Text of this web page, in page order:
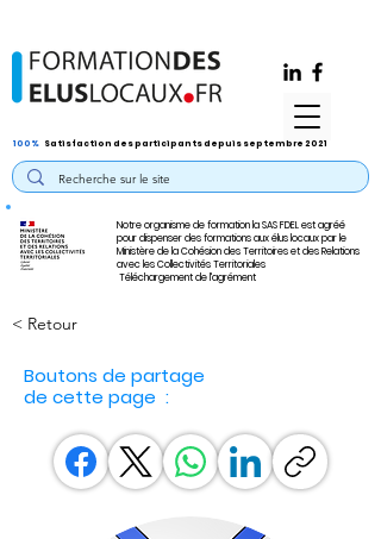
Notre organisme de formation la SAS FDEL est agréé
pour dispenser des formations aux élus locaux par le
Ministère de la Cohésion des Territoires et des Relations
avec les Collectivités Territoriales
Téléchargement de l'agrément
100% Satisfaction des participants depuis septembre 2021
< Retour
Boutons de partage
de cette page :